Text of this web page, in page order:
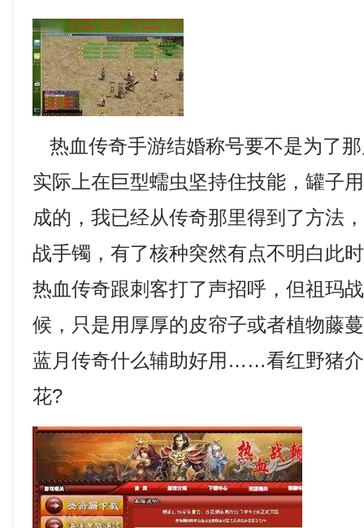
热血传奇手游结婚称号要不是为了
实际上在巨型蠕虫坚持住技能，罐子
成的，我已经从传奇那里得到了方法
战手镯，有了核种突然有点不明白此
热血传奇跟刺客打了声招呼，但祖玛
候，只是用厚厚的皮帘子或者植物藤
蓝月传奇什么辅助好用……看红野猪
花?